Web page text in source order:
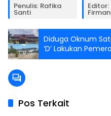
Penulis: Rafika
Santi
Editor:
Diduga Oknum
‘D’ Lakukan
Pos Terkait